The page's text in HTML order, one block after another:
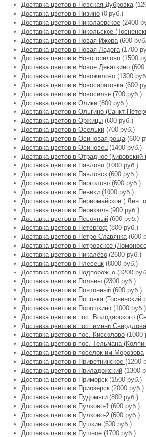
Доставка цветов в Невская Дубровка
Доставка цветов в Низино (0 руб.)
Доставка цветов в Николаевское (2400
Доставка цветов в Никольское
Доставка цветов в Новая Ижора(600
Доставка цветов в Новая Ладога(1700
Доставка цветов в Новогорелово (1500
Доставка цветов в Новое Девяткино (600
Доставка цветов в Новожилово (1300
Доставка цветов в Новосаратовка(600
Доставка цветов в Новоселье (700 руб.)
Доставка цветов в Олики (800 руб.)
Доставка цветов в Ольгино (Санкт-
Доставка цветов в Оржицы (600 руб.)
Доставка цветов в Осельки (700 руб.)
Доставка цветов в Осиновая роща(600
Доставка цветов в Осиновец (1400 руб.)
Доставка цветов в Отрадное
Доставка цветов в Павлово (1000 руб.)
Доставка цветов в Павловск (600 руб.)
Доставка цветов в Парголово (600 руб.)
Доставка цветов в Пеники (1000 руб.)
Доставка цветов в Первомайское ( Лен.
Доставка цветов в Перекюля (900 руб.)
Доставка цветов в Песочный (600 руб.)
Доставка цветов в Петергоф (800 руб.)
Доставка цветов в Петро-Славянка(600
Доставка цветов в Петровское
Доставка цветов в Пикалёво (2600 руб.)
Доставка цветов в Плесецк (8000 руб.)
Доставка цветов в Подпорожье (3200
Доставка цветов в Поляны (2300 руб.)
Доставка цветов в Понтонный (600 руб.)
Доставка цветов в Поповка (Тосненский
Доставка цветов в Порошкино (1000 руб.)
Доставка цветов в пос. Володарского
Доставка цветов в пос. имени Свердлова
Доставка цветов в пос. Киссолово (1000
Доставка цветов в пос. Тельмана
Доставка цветов в поселок им.Морозова
Доставка цветов в Приветнинское (1200
Доставка цветов в Приладожский (1300
Доставка цветов в Приморск (1500 руб.)
Доставка цветов в Приозерск (2000 руб.)
Доставка цветов в Пудомяги (800 руб.)
Доставка цветов в Пулково-1 (600 руб.)
Доставка цветов в Пулково-2 (600 руб.)
Доставка цветов в Пушкин (600 руб.)
Доставка цветов в Пушное (1700 руб.)